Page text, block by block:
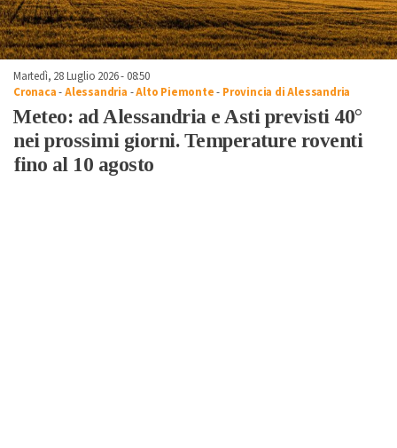
Martedì, 28 Luglio 2026 - 08:50
Cronaca-Alessandria -Alto Piemonte- Provincia di Alessandria
Meteo: ad Alessandria e Asti previsti 40°
nei prossimi giorni. Temperature roventi
fino al 10 agosto